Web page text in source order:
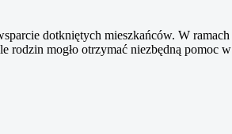
dotkniętych mieszkańców. W ramach
mogło otrzymać niezbędną pomoc